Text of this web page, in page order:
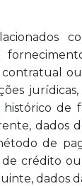
histórico de
dados
de
crédito
dados